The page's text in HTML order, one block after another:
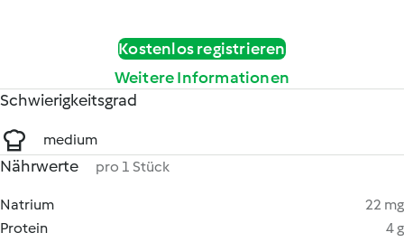
Kostenlos registrieren
Weitere Informationen
Schwierigkeitsgrad
medium
Nährwerte pro 1 Stück
Natrium
22 mg
Protein
4 g